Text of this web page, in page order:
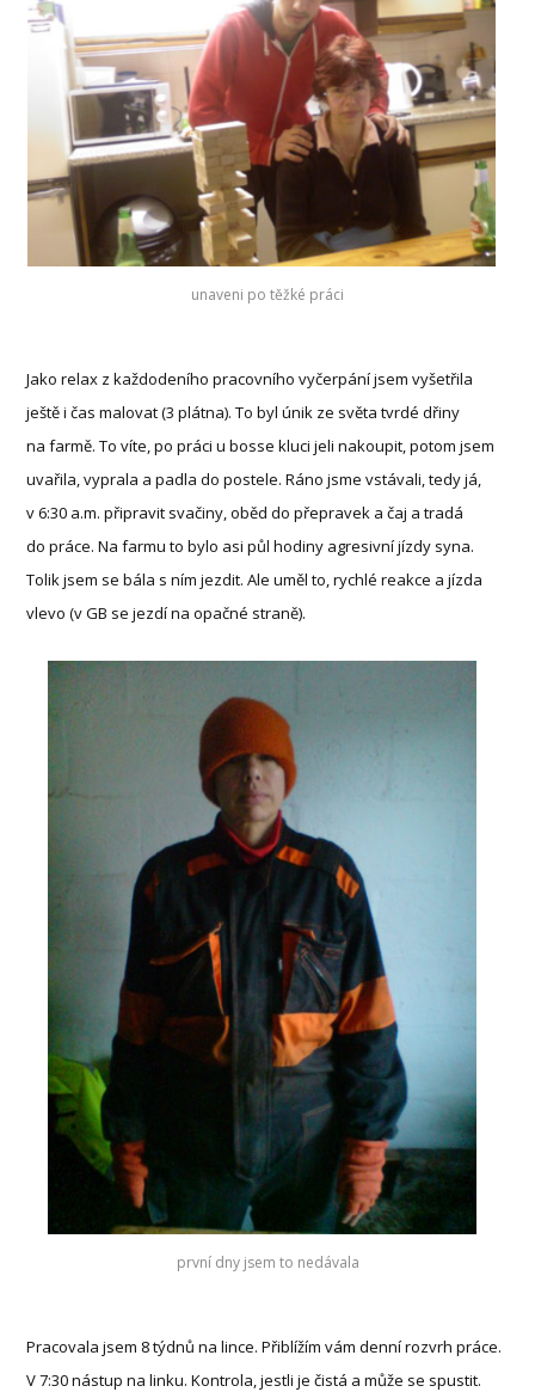
unaveni po těžké práci
Jako relax z každodeního pracovního vyčerpání jsem vyšetřila
ještě i čas malovat (3 plátna). To byl únik ze světa tvrdé dřiny
na farmě. To víte, po práci u bosse kluci jeli nakoupit, potom jsem
uvařila, vyprala a padla do postele. Ráno jsme vstávali, tedy já,
v 6:30 a.m. připravit svačiny, oběd do přepravek a čaj a tradá
do práce. Na farmu to bylo asi půl hodiny agresivní jízdy syna.
Tolik jsem se bála s ním jezdit. Ale uměl to, rychlé reakce a jízda
vlevo (v GB se jezdí na opačné straně).
první dny jsem to nedávala
Pracovala jsem 8 týdnů na lince. Přiblížím vám denní rozvrh práce.
V 7:30 nástup na linku. Kontrola, jestli je čistá a může se spustit.